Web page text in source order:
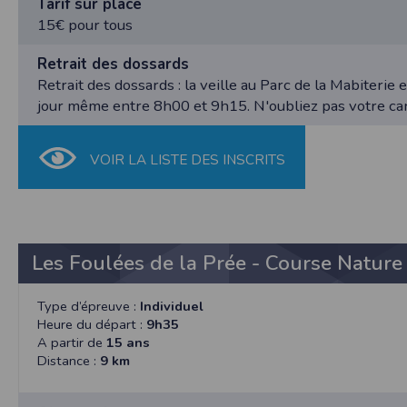
15€ pour tous
Retrait des dossards
Retrait des dossards : la veille au Parc de la Mabiterie
jour même entre 8h00 et 9h15. N'oubliez pas votre
VOIR LA LISTE DES INSCRITS
Les Foulées de la Prée - Course Nature
Type d’épreuve : Individuel
Heure du départ : 9h35
A partir de 15 ans
Distance : 9 km
de mettre en œuvre un procédé
fonctionnelle sans l’acceptation de
bonne exécution de la prestation. Les
et Libertés. Nous vous informons que
particulière. Néanmoins, vos réponses
agrégées dans le but d’établir des
pourront être communiquées sur
données personnelles du Participant,
Timepulse met à disposition des
ne pas les activer dans son événement.
Droit applicable
Tant le présent site que les modalités et
éventuelle, et après l’échec de toute